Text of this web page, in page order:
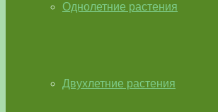
Однолетние растения
Двухлетние растения